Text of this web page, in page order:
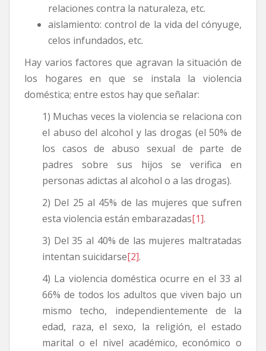
relaciones contra la naturaleza, etc.
aislamiento: control de la vida del cónyuge,
celos infundados, etc.
Hay varios factores que agravan la situación de
los hogares en que se instala la violencia
doméstica; entre estos hay que señalar:
1) Muchas veces la violencia se relaciona con
el abuso del alcohol y las drogas (el 50% de
los casos de abuso sexual de parte de
padres sobre sus hijos se verifica en
personas adictas al alcohol o a las drogas).
2) Del 25 al 45% de las mujeres que sufren
esta violencia están embarazadas[1].
3) Del 35 al 40% de las mujeres maltratadas
intentan suicidarse[2].
4) La violencia doméstica ocurre en el 33 al
66% de todos los adultos que viven bajo un
mismo techo, independientemente de la
edad, raza, el sexo, la religión, el estado
marital o el nivel académico, económico o